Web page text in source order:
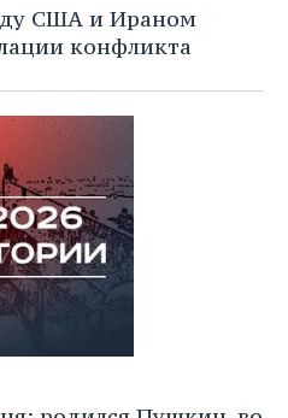
США и Ираном
конфликта